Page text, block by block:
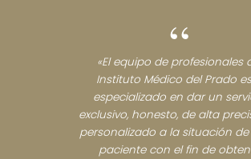
“
«El equipo de profesionales
Instituto Médico del Prado
especializado en dar un
exclusivo, honesto, de alta
personalizado a la situación
paciente con el fin de